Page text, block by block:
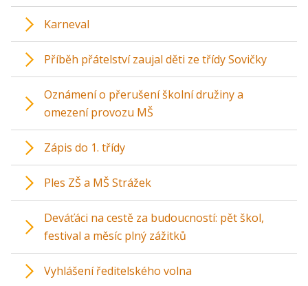
Karneval
Příběh přátelství zaujal děti ze třídy Sovičky
Oznámení o přerušení školní družiny a
omezení provozu MŠ
Zápis do 1. třídy
Ples ZŠ a MŠ Strážek
Deváťáci na cestě za budoucností: pět škol,
festival a měsíc plný zážitků
Vyhlášení ředitelského volna